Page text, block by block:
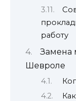
работу
Замена
Шевроле